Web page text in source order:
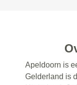
Apeldoorn is
Gelderland is